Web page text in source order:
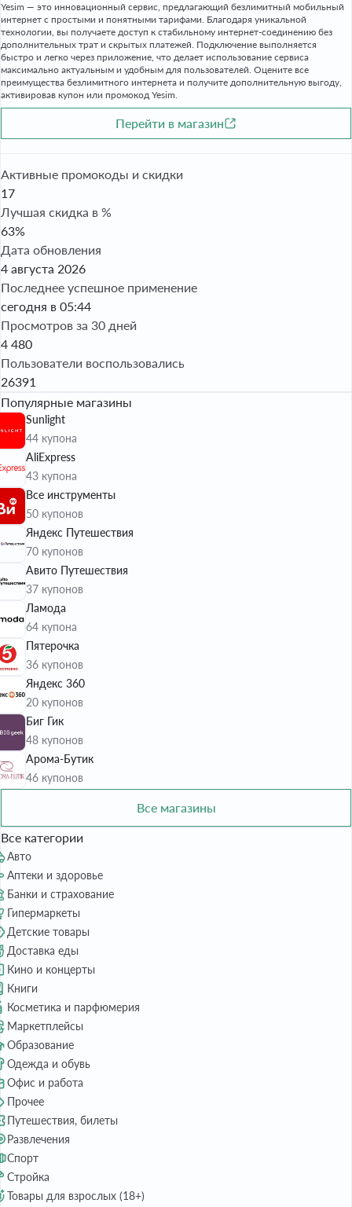
Yesim — это инновационный сервис, предлагающий безлимитный мобильный
интернет с простыми и понятными тарифами. Благодаря уникальной
технологии, вы получаете доступ к стабильному интернет-соединению без
дополнительных трат и скрытых платежей. Подключение выполняется
быстро и легко через приложение, что делает использование сервиса
максимально актуальным и удобным для пользователей. Оцените все
преимущества безлимитного интернета и получите дополнительную выгоду,
активировав купон или промокод Yesim.
Перейти в магазин
Активные промокоды и скидки
17
Лучшая скидка в %
63%
Дата обновления
4 августа 2026
Последнее успешное применение
сегодня в 05:44
Просмотров за 30 дней
4 480
Пользователи воспользовались
26391
Популярные магазины
Sunlight
44 купона
AliExpress
43 купона
Все инструменты
50 купонов
Яндекс Путешествия
70 купонов
Авито Путешествия
37 купонов
Ламода
64 купона
Пятерочка
36 купонов
Яндекс 360
20 купонов
Биг Гик
48 купонов
Арома-Бутик
46 купонов
Все магазины
Все категории
Авто
Аптеки и здоровье
Банки и страхование
Гипермаркеты
Детские товары
Доставка еды
Кино и концерты
Книги
Косметика и парфюмерия
Маркетплейсы
Образование
Одежда и обувь
Офис и работа
Прочее
Путешествия, билеты
Развлечения
Спорт
Стройка
Товары для взрослых (18+)